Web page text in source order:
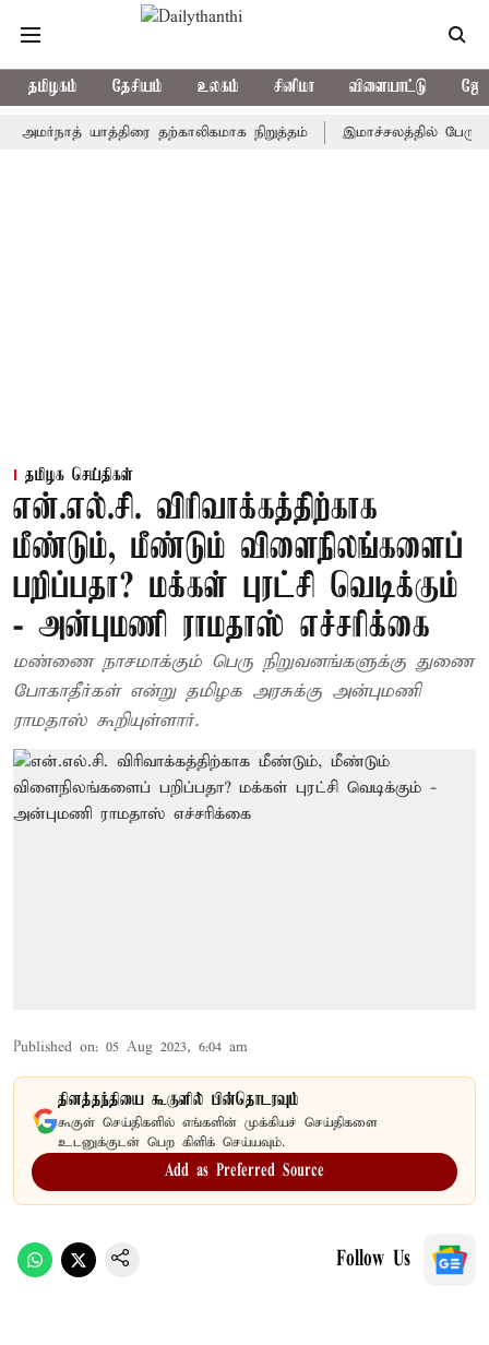
தமிழகம் தேசியம் உலகம் சினிமா விளையாட்டு
யாத்திரை தற்காலிகமாக நிறுத்தம் இமாச்சலத்தில் பேருந்து
தமிழக செய்திகள்
என்.எல்.சி. விரிவாக்கத்திற்காக
மீண்டும், மீண்டும் விளைநிலங்களைப்
பறிப்பதா? மக்கள் புரட்சி வெடிக்கும்
- அன்புமணி ராமதாஸ் எச்சரிக்கை
மண்ணை நாசமாக்கும் பெரு நிறுவனங்களுக்கு துணை
போகாதீர்கள் என்று தமிழக அரசுக்கு அன்புமணி
ராமதாஸ் கூறியுள்ளார்.
Published on: 05 Aug 2023, 6:04 am
தினத்தந்தியை கூகுளில் பின்தொடரவும்
கூகுள் செய்திகளில் எங்களின் முக்கியச் செய்திகளை
உடனுக்குடன் பெற கிளிக் செய்யவும்.
Add as Preferred Source
Follow Us